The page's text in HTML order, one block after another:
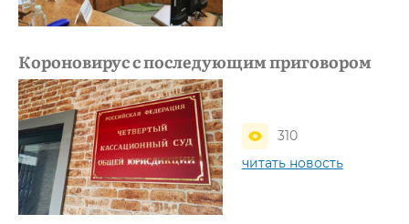
Короновирус с последующим приговором
310
читать новость